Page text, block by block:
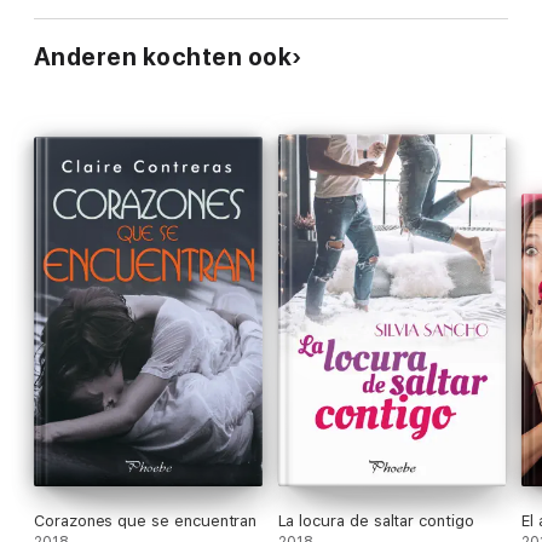
Anderen kochten ook
Corazones que se encuentran La locura de saltar contigo El